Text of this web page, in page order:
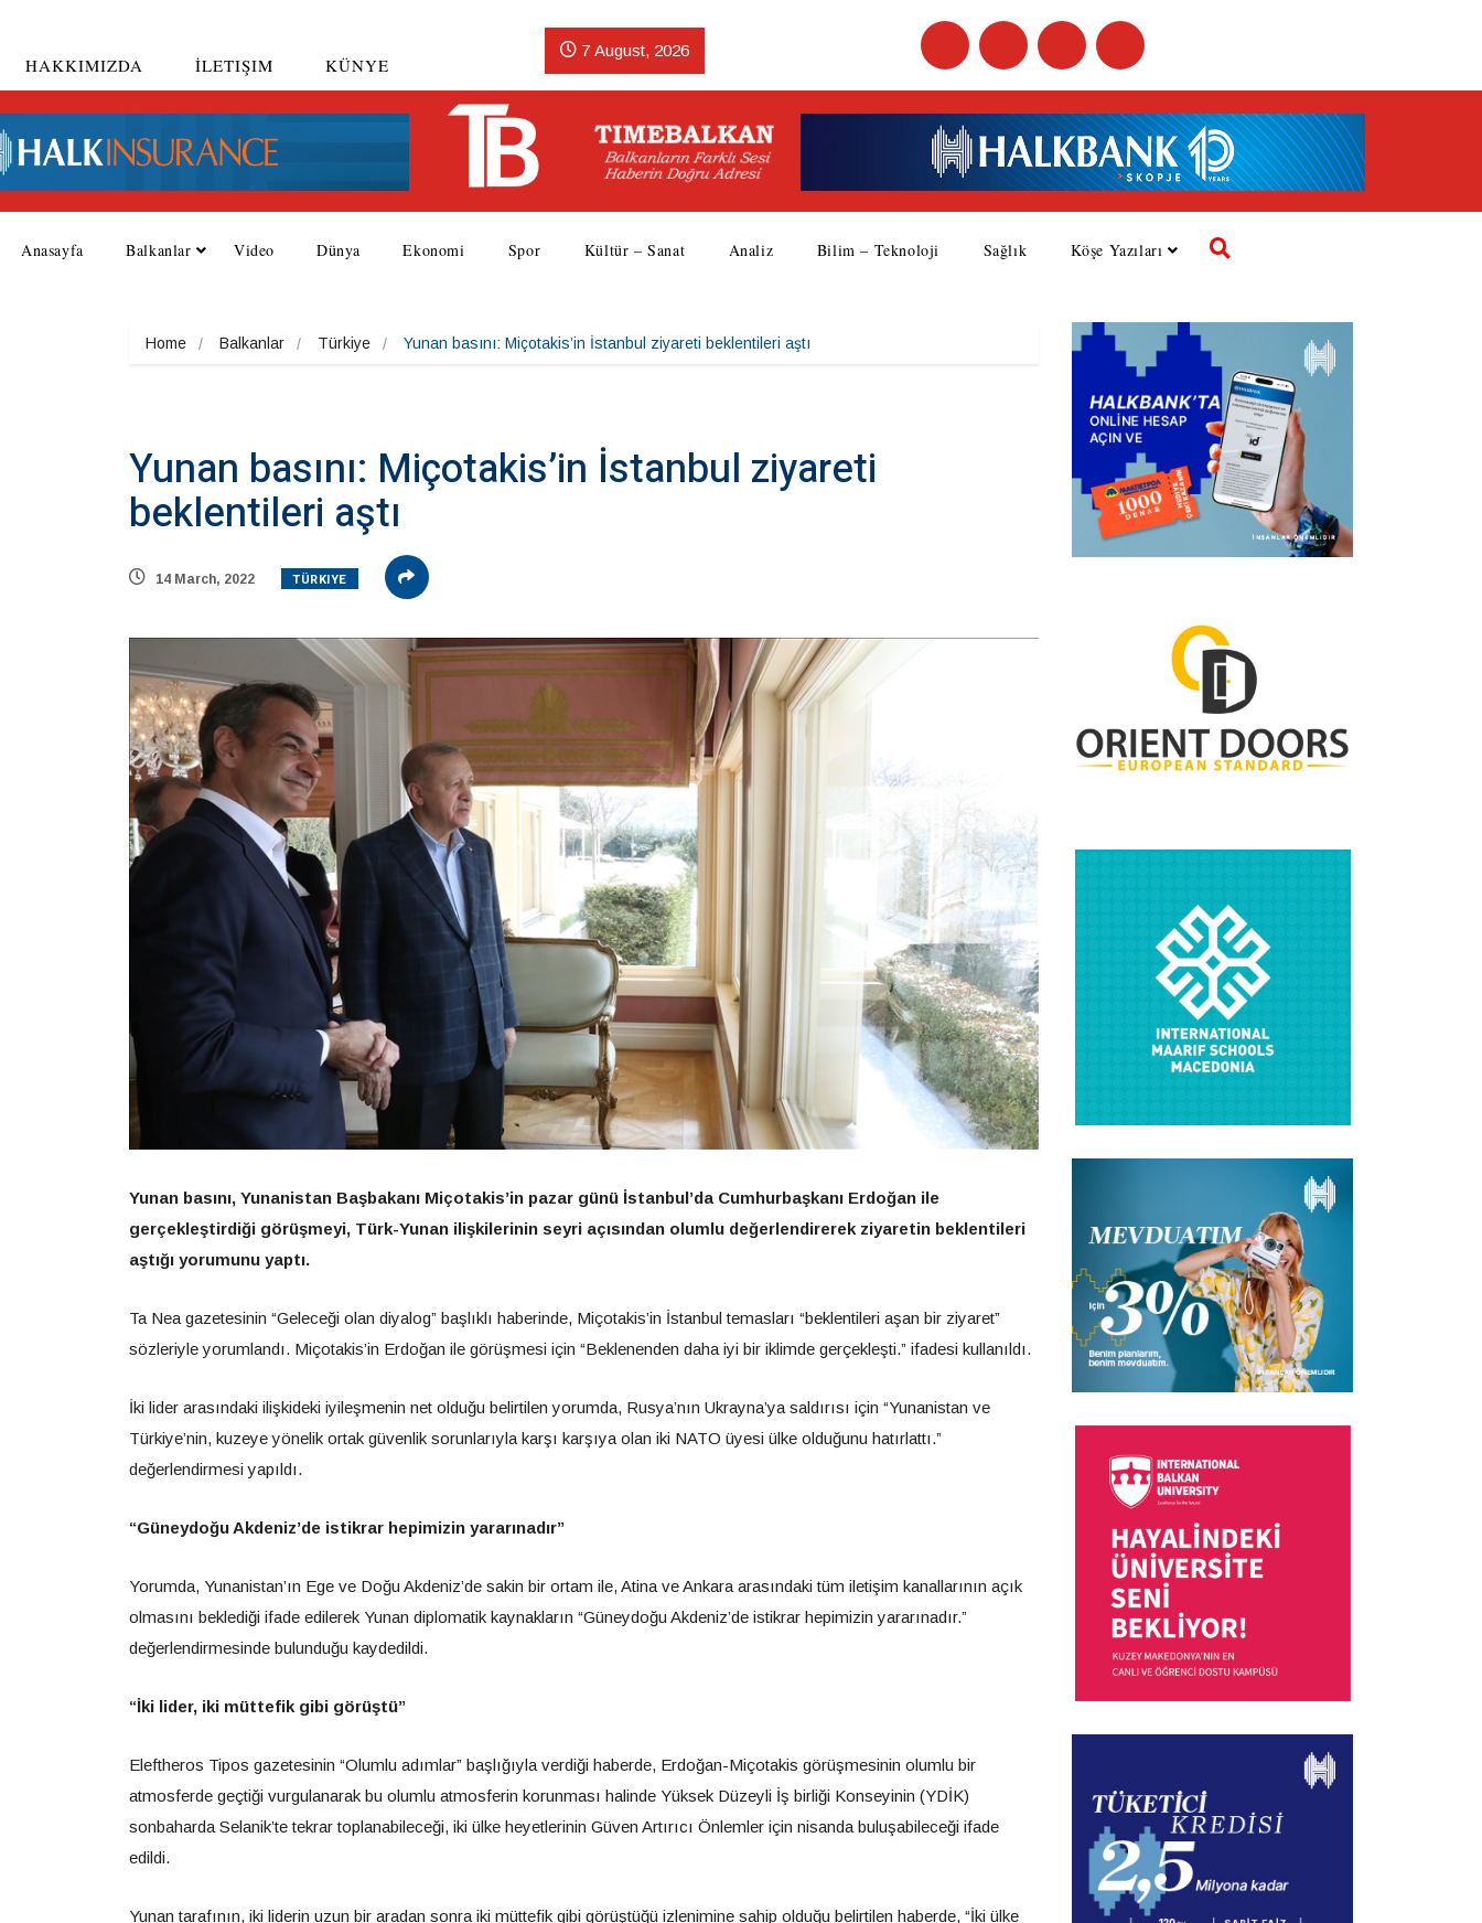
HAKKIMIZDA İLETIŞIM KÜNYE
7 August, 2026
Anasayfa Balkanlar Video Dünya Ekonomi Spor Kültür – Sanat Analiz Bilim – Teknoloji Sağlık Köşe Yazıları
Home Balkanlar Türkiye Yunan basını: Miçotakis’in İstanbul ziyareti beklentileri aştı
Yunan basını: Miçotakis’in İstanbul ziyareti
beklentileri aştı
14 March, 2022 TÜRKIYE
Yunan basını, Yunanistan Başbakanı Miçotakis’in pazar günü İstanbul’da Cumhurbaşkanı Erdoğan ile
gerçekleştirdiği görüşmeyi, Türk-Yunan ilişkilerinin seyri açısından olumlu değerlendirerek ziyaretin beklentileri
aştığı yorumunu yaptı.
Ta Nea gazetesinin “Geleceği olan diyalog” başlıklı haberinde, Miçotakis’in İstanbul temasları “beklentileri aşan bir ziyaret”
sözleriyle yorumlandı. Miçotakis’in Erdoğan ile görüşmesi için “Beklenenden daha iyi bir iklimde gerçekleşti.” ifadesi kullanıldı.
İki lider arasındaki ilişkideki iyileşmenin net olduğu belirtilen yorumda, Rusya’nın Ukrayna’ya saldırısı için “Yunanistan ve
Türkiye’nin, kuzeye yönelik ortak güvenlik sorunlarıyla karşı karşıya olan iki NATO üyesi ülke olduğunu hatırlattı.”
değerlendirmesi yapıldı.
“Güneydoğu Akdeniz’de istikrar hepimizin yararınadır”
Yorumda, Yunanistan’ın Ege ve Doğu Akdeniz’de sakin bir ortam ile, Atina ve Ankara arasındaki tüm iletişim kanallarının açık
olmasını beklediği ifade edilerek Yunan diplomatik kaynakların “Güneydoğu Akdeniz’de istikrar hepimizin yararınadır.”
değerlendirmesinde bulunduğu kaydedildi.
“İki lider, iki müttefik gibi görüştü”
Eleftheros Tipos gazetesinin “Olumlu adımlar” başlığıyla verdiği haberde, Erdoğan-Miçotakis görüşmesinin olumlu bir
atmosferde geçtiği vurgulanarak bu olumlu atmosferin korunması halinde Yüksek Düzeyli İş birliği Konseyinin (YDİK)
sonbaharda Selanik’te tekrar toplanabileceği, iki ülke heyetlerinin Güven Artırıcı Önlemler için nisanda buluşabileceği ifade
edildi.
Yunan tarafının, iki liderin uzun bir aradan sonra iki müttefik gibi görüştüğü izlenimine sahip olduğu belirtilen haberde, “İki ülke